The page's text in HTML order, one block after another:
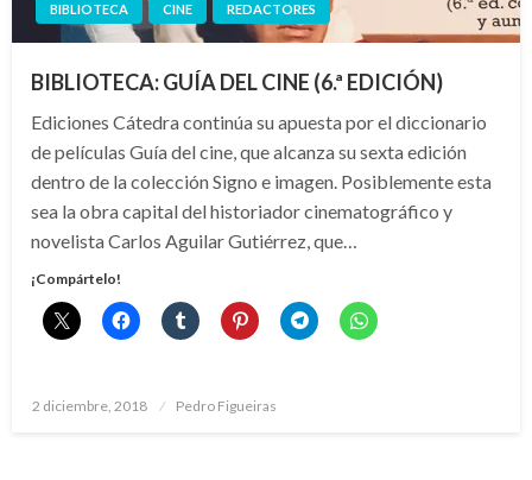
BIBLIOTECA CINE REDACTORES
BIBLIOTECA: GUÍA DEL CINE (6.ª EDICIÓN)
Ediciones Cátedra continúa su apuesta por el diccionario
de películas Guía del cine, que alcanza su sexta edición
dentro de la colección Signo e imagen. Posiblemente esta
sea la obra capital del historiador cinematográfico y
novelista Carlos Aguilar Gutiérrez, que…
¡Compártelo!
Publicado
2 diciembre, 2018 Pedro Figueiras